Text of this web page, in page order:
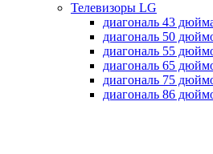
Телевизоры LG
диагональ 43
диагональ 50
диагональ 55
диагональ 65
диагональ 75
диагональ 86